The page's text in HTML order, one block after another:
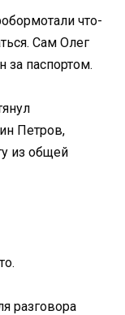
что-
Сам Олег
за паспортом.
Петров,
из общей
разговора